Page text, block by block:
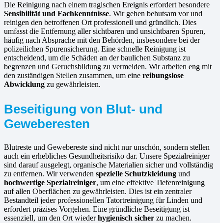
Die Reinigung nach einem tragischen Ereignis erfordert besondere
Sensibilität und Fachkenntnisse. Wir gehen behutsam vor und
reinigen den betroffenen Ort professionell und gründlich. Dies
umfasst die Entfernung aller sichtbaren und unsichtbaren Spuren,
häufig nach Absprache mit den Behörden, insbesondere bei der
polizeilichen Spurensicherung. Eine schnelle Reinigung ist
entscheidend, um die Schäden an der baulichen Substanz zu
begrenzen und Geruchsbildung zu vermeiden. Wir arbeiten eng mit
den zuständigen Stellen zusammen, um eine reibungslose
Abwicklung zu gewährleisten.
Beseitigung von Blut- und
Geweberesten
Blutreste und Gewebereste sind nicht nur unschön, sondern stellen
auch ein erhebliches Gesundheitsrisiko dar. Unsere Spezialreiniger
sind darauf ausgelegt, organische Materialien sicher und vollständig
zu entfernen. Wir verwenden spezielle Schutzkleidung und
hochwertige Spezialreiniger, um eine effektive Tiefenreinigung
auf allen Oberflächen zu gewährleisten. Dies ist ein zentraler
Bestandteil jeder professionellen Tatortreinigung für Linden und
erfordert präzises Vorgehen. Eine gründliche Beseitigung ist
essenziell, um den Ort wiederhygienisch sicher zu machen.